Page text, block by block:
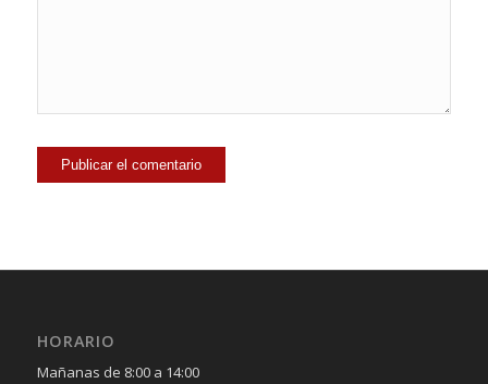
HORARIO
Mañanas de 8:00 a 14:00